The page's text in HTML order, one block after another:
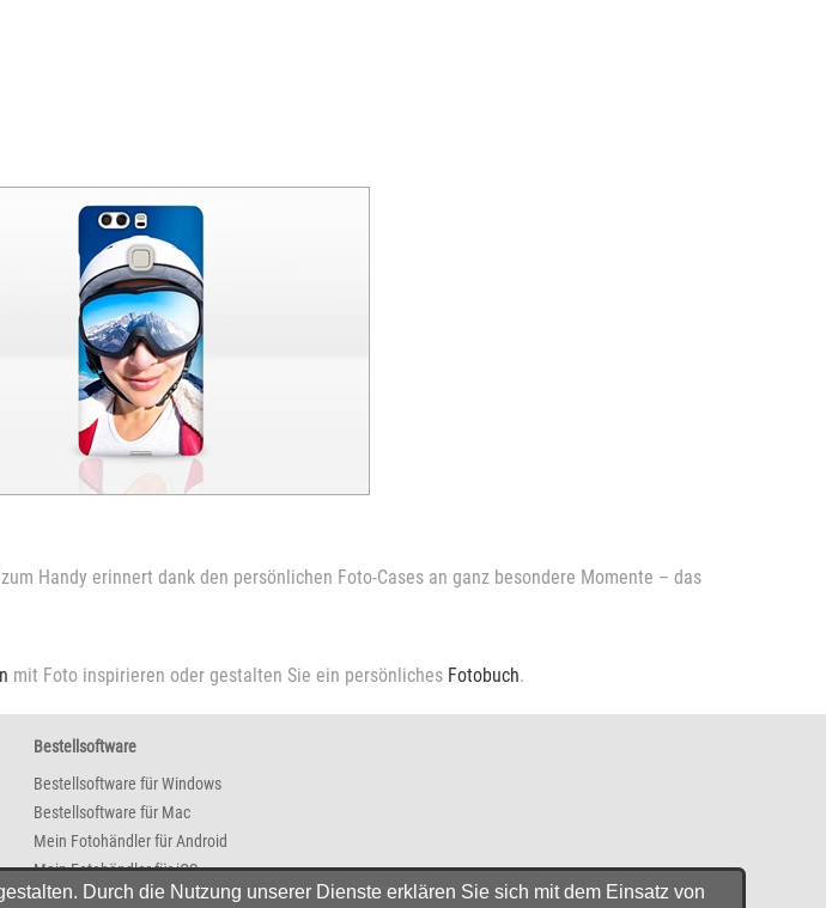
Handy erinnert dank den persönlichen Foto-Cases an ganz besondere Momente – das
mit Foto inspirieren oder gestalten Sie ein persönliches Fotobuch.
Bestellsoftware
Bestellsoftware für Windows
Bestellsoftware für Mac
Mein Fotohändler für Android
Mein Fotohändler für iOS
Durch die Nutzung unserer Dienste erklären Sie sich mit dem Einsatz von